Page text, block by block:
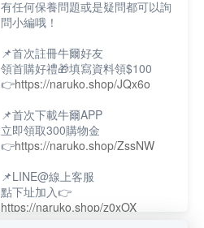
有任何保養問題或是疑問都可以詢
問小編哦！
📌首次註冊牛爾好友
領首購好禮🎁填寫資料領$100
👉https://naruko.shop/JQx6o
📌首次下載牛爾APP
立即領取300購物金
👉https://naruko.shop/ZssNW
📌LINE@線上客服
點下址加入👉
https://naruko.shop/z0xOX